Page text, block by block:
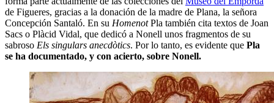
de Figueres, gracias a la donación de la madre de Plana, la señora
Concepción Santaló. En su HomenotPla también cita textos de Joan
Sacs o Plàcid Vidal, que dedicó a Nonell unos fragmentos de su
sabroso Els singulars anecdòtics. Por lo tanto, es evidente que Pla
se ha documentado, y con acierto, sobre Nonell.